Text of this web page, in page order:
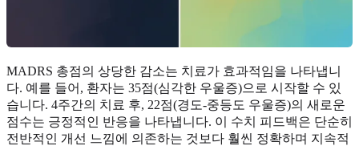
MADRS 총점의 상당한 감소는 치료가 효과적임을 나타냅니
다. 예를 들어, 환자는 35점(심각한 우울증)으로 시작할 수 있
습니다. 4주간의 치료 후, 22점(경도-중등도 우울증)의 새로운
점수는 긍정적인 반응을 나타냅니다. 이 수치 피드백은 단순히
전반적인 개선 느낌에 의존하는 것보다 훨씬 정확하며 지속적